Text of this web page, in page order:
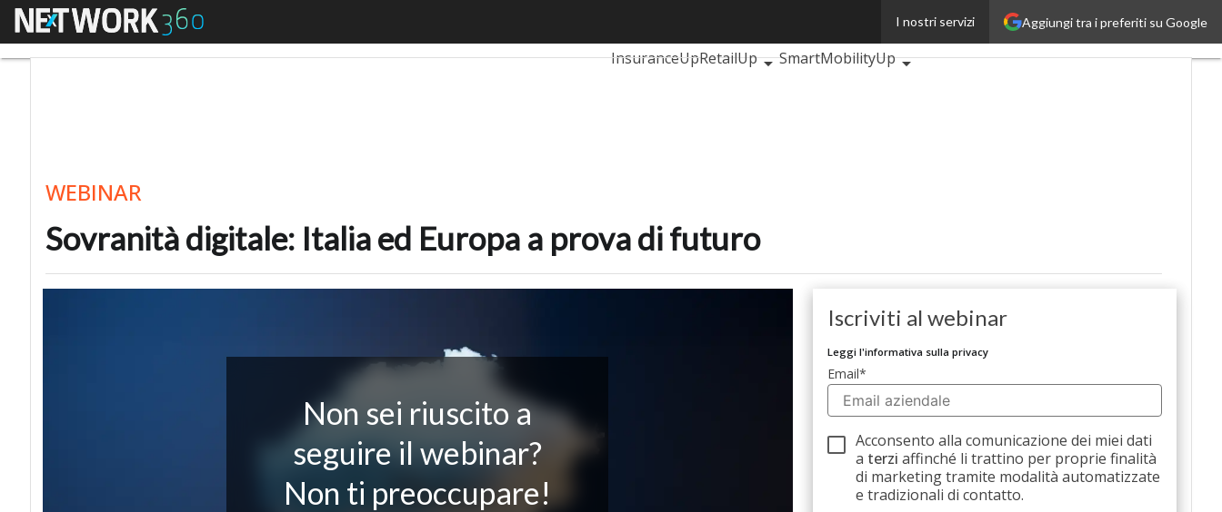
Aggiungi tra i preferiti su Google
I nostri servizi
Menu
BankingUp
InsuranceUpRetailUp
SmartMobilityUp
WEBINAR
Sovranità digitale: Italia ed Europa a prova di futuro
Non sei riuscito a
seguire il webinar?
Non ti preoccupare!
Iscriviti al webinar
Leggi l'informativa sulla privacy
Email*
Acconsento alla comunicazione dei miei dati
a terzi affinché li trattino per proprie finalità
di marketing tramite modalità automatizzate
e tradizionali di contatto.